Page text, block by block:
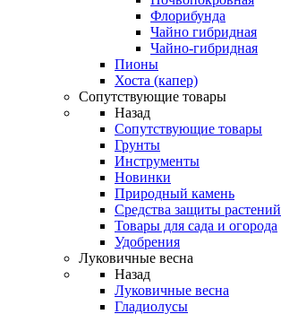
Флорибунда
Чайно гибридная
Чайно-гибридная
Пионы
Хоста (капер)
Сопутствующие товары
Назад
Сопутствующие товары
Грунты
Инструменты
Новинки
Природный камень
Средства защиты растений
Товары для сада и огорода
Удобрения
Луковичные весна
Назад
Луковичные весна
Гладиолусы